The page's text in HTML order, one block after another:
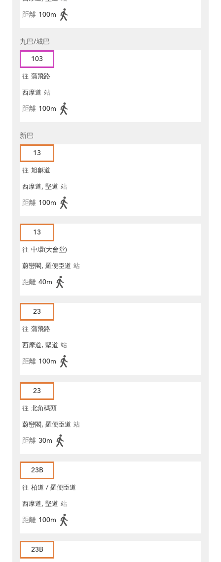
距離 100m
九巴/城巴
103
往 蒲飛路
西摩道 站
距離 100m
新巴
13
往 旭龢道
西摩道, 堅道 站
距離 100m
13
往 中環(大會堂)
蔚巒閣, 羅便臣道 站
距離 40m
23
往 蒲飛路
西摩道, 堅道 站
距離 100m
23
往 北角碼頭
蔚巒閣, 羅便臣道 站
距離 30m
23B
往 柏道 / 羅便臣道
西摩道, 堅道 站
距離 100m
23B